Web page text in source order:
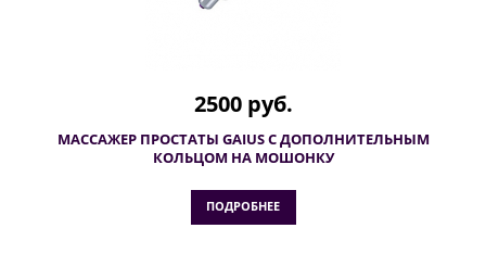
2500 руб.
МАССАЖЕР ПРОСТАТЫ GAIUS С ДОПОЛНИТЕЛЬНЫМ
КОЛЬЦОМ НА МОШОНКУ
ПОДРОБНЕЕ